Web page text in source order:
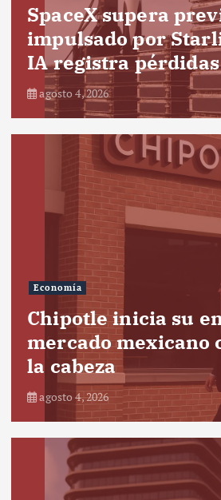
SpaceX supera
impulsado por
IA registra pérdidas
agosto 4, 2026
Economía
Chipotle inicia su
mercado mexicano
la cabeza
agosto 4, 2026